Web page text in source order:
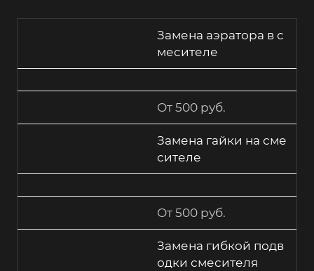
Замена аэратора в с
месителе
От 500 руб.
Замена гайки на сме
сителе
От 500 руб.
Замена гибкой подв
одки смесителя